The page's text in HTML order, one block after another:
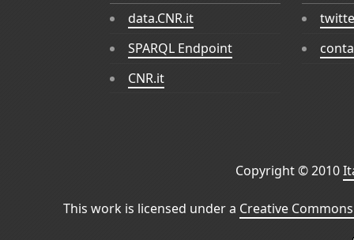
data.CNR.it
SPARQL Endpoint
CNR.it
Copyright © 2010
This work is licensed under a Creative